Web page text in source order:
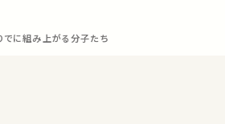
でに組み上がる分子たち